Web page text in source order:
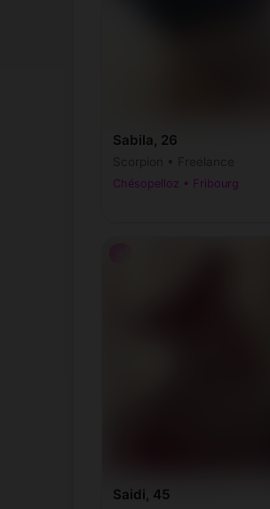
Sabila, 26
Chésopelloz • Fribourg
Saidi, 45